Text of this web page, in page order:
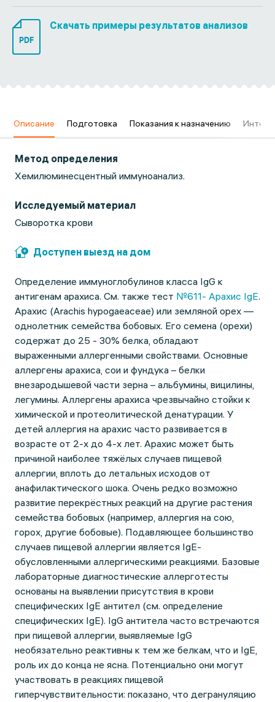
PDF
Скачать примеры результатов анализов
Описание Подготовка Показания к назначению
Метод определения
Хемилюминесцентный иммуноанализ.
Исследуемый материал
Сыворотка крови
Доступен выезд на дом
Определение иммуноглобулинов класса IgG к
антигенам арахиса. См. также тест №611- Арахис IgE.
Арахис (Arachis hypogaeaceae) или земляной орех —
однолетник семейства бобовых. Его семена (орехи)
содержат до 25 - 30% белка, обладают
выраженными аллергенными свойствами. Основные
аллергены арахиса, сои и фундука – белки
внезародышевой части зерна – альбумины, вицилины,
легумины. Аллергены арахиса чрезвычайно стойки к
химической и протеолитической денатурации. У
детей аллергия на арахис часто развивается в
возрасте от 2-х до 4-х лет. Арахис может быть
причиной наиболее тяжёлых случаев пищевой
аллергии, вплоть до летальных исходов от
анафилактического шока. Очень редко возможно
развитие перекрёстных реакций на другие растения
семейства бобовых (например, аллергия на сою,
горох, другие бобовые). Подавляющее большинство
случаев пищевой аллергии является IgE-
обусловленными аллергическими реакциями. Базовые
лабораторные диагностические аллерготесты
основаны на выявлении присутствия в крови
специфических IgE антител (см. определение
специфических IgE). IgG антитела часто встречаются
при пищевой аллергии, выявляемые IgG
необязательно реактивны к тем же белкам, что и IgE,
роль их до конца не ясна. Потенциально они могут
участвовать в реакциях пищевой
гиперчувствительности: показано, что дегрануляцию